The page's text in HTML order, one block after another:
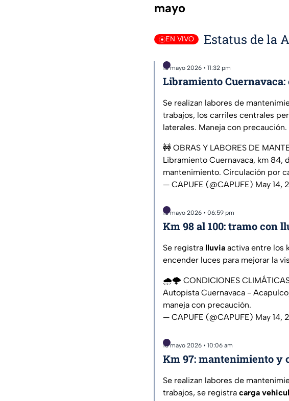
mayo
EN VIVO Estatus de la
13 mayo 2026 • 11:32 pm
Libramiento
Se realizan labores de
trabajos, los carriles centrales
laterales. Maneja con precaución.
🚧 OBRAS Y LABORES DE
Libramiento Cuernavaca, km
mantenimiento. Circulación por
— CAPUFE (@CAPUFE) May 14,
13 mayo 2026 • 06:59 pm
Km 98 al 100: tramo con
Se registra lluvia activa entre los
encender luces para mejorar la
🌧️🌩️ CONDICIONES
Autopista Cuernavaca -
maneja con precaución.
— CAPUFE (@CAPUFE) May 14,
13 mayo 2026 • 10:06 am
Km 97: mantenimiento y
Se realizan labores de
trabajos, se registra carga